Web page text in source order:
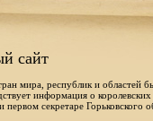
сайт
мира, республик и областей
информация о
секретаре Горьковского